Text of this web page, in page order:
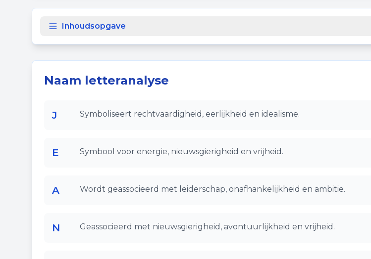
Inhoudsopgave
Naam letteranalyse
J Symboliseert rechtvaardigheid, eerlijkheid en idealisme.
E Symbool voor energie, nieuwsgierigheid en vrijheid.
A Wordt geassocieerd met leiderschap, onafhankelijkheid en ambitie.
N Geassocieerd met nieuwsgierigheid, avontuurlijkheid en vrijheid.